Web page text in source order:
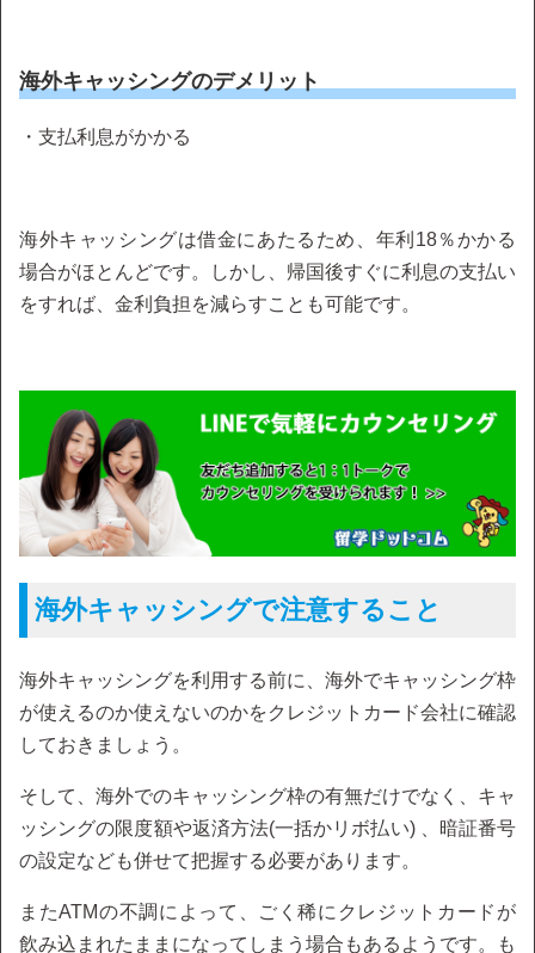
海外キャッシングのデメリット
・支払利息がかかる
海外キャッシングは借金にあたるため、年利18％かかる
場合がほとんどです。しかし、帰国後すぐに利息の支払い
をすれば、金利負担を減らすことも可能です。
海外キャッシングで注意すること
海外キャッシングを利用する前に、海外でキャッシング枠
が使えるのか使えないのかをクレジットカード会社に確認
しておきましょう。
そして、海外でのキャッシング枠の有無だけでなく、キャ
ッシングの限度額や返済方法(一括かリボ払い) 、暗証番号
の設定なども併せて把握する必要があります。
またATMの不調によって、ごく稀にクレジットカードが
飲み込まれたままになってしまう場合もあるようです。も